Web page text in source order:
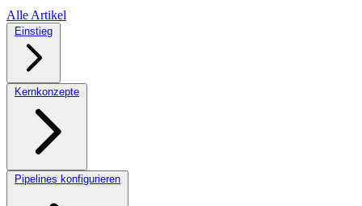
Alle Artikel
Einstieg
Kernkonzepte
Pipelines konfigurieren